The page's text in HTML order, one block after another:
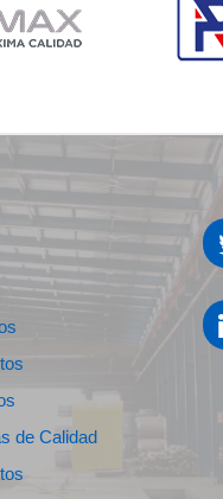
de Calidad